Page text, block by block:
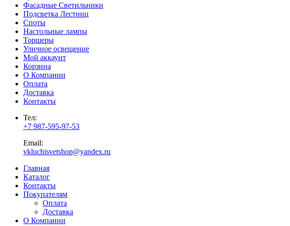
Фасадные Светильники
Подсветка Лестниц
Споты
Настольные лампы
Торшеры
Уличное освещение
Мой аккаунт
Корзина
О Компании
Оплата
Доставка
Контакты
Тел:
+7 987-595-97-53
Email:
vkluchisvetshop@yandex.ru
Главная
Каталог
Контакты
Покупателям
Оплата
Доставка
О Компании